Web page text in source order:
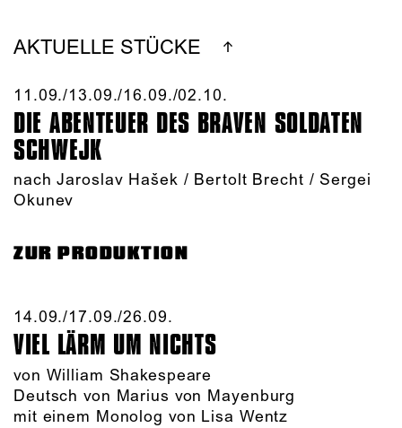
AKTUELLE STÜCKE
11.09./​13.09./​16.09./​02.10.​
DIE ABENTEUER DES BRAVEN SOLDATEN
SCHWEJK
nach Jaroslav Hašek / Bertolt Brecht / Sergei
Okunev
ZUR PRODUKTION
14.09./​17.09./​26.09.​
VIEL LÄRM UM NICHTS
von William Shakespeare
Deutsch von Marius von Mayenburg
mit einem Monolog von Lisa Wentz